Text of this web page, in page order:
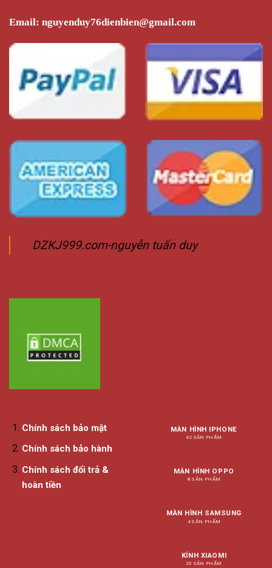
Email: nguyenduy76dienbien@gmail.com
DZKJ999.com-nguyễn tuấn duy
Chính sách bảo mật
Chính sách bảo hành
Chính sách đổi trả &
hoàn tiền
MÀN HÌNH IPHONE
42 SẢN PHẨM
MÀN HÌNH OPPO
8 SẢN PHẨM
MÀN HÌNH SAMSUNG
4 SẢN PHẨM
KÍNH XIAOMI
25 SẢN PHẨM